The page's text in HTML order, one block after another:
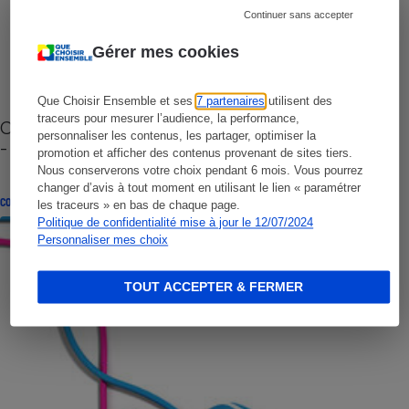
Gérer mes cookies
Que Choisir Ensemble et ses7 partenaires utilisent des
traceurs pour mesurer l’audience, la performance,
personnaliser les contenus, les partager, optimiser la
promotion et afficher des contenus provenant de sites tiers.
Nous conserverons votre choix pendant 6 mois. Vous pourrez
changer d’avis à tout moment en utilisant le lien « paramétrer
les traceurs » en bas de chaque page.
Politique de confidentialité mise à jour le 12/07/2024
Personnaliser mes choix
Continuer sans accepter
TOUT ACCEPTER & FERMER
Cafetière à capsules zéro déchet CoffeeB (vidéo)
- Premières impressions
CONSEILS